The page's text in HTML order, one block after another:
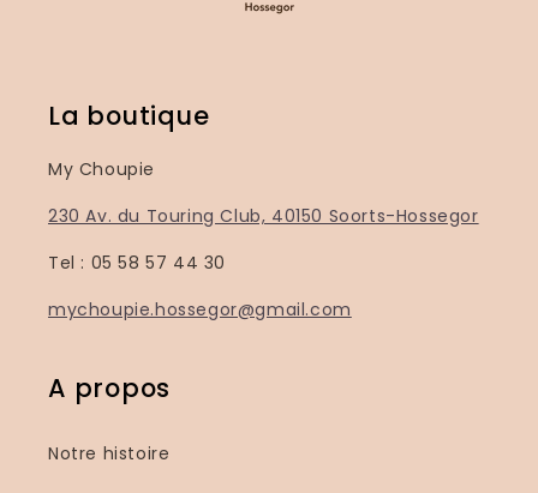
La boutique
My Choupie
230 Av. du Touring Club, 40150 Soorts-Hossegor
Tel : 05 58 57 44 30
mychoupie.hossegor@gmail.com
A propos
Notre histoire